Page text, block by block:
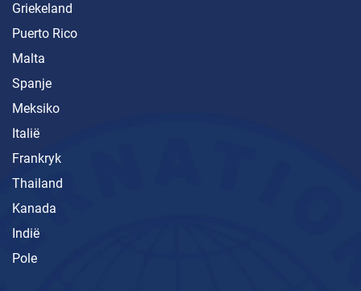
Griekeland
Puerto Rico
Malta
Spanje
Meksiko
Italië
Frankryk
Thailand
Kanada
Indië
Pole